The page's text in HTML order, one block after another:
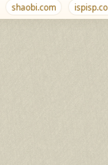
shaobi.com ispisp.com